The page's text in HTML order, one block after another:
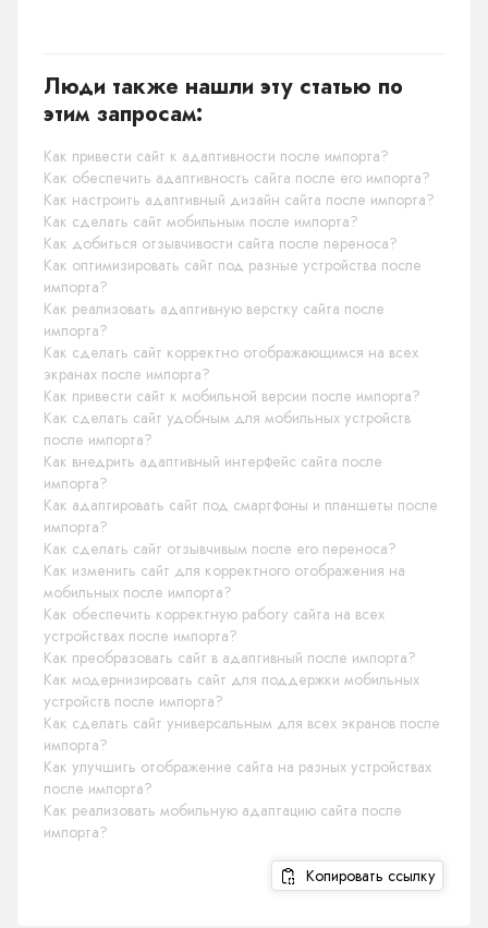
Люди также нашли эту статью по
этим запросам:
Как привести сайт к адаптивности после импорта?
Как обеспечить адаптивность сайта после его импорта?
Как настроить адаптивный дизайн сайта после импорта?
Как сделать сайт мобильным после импорта?
Как добиться отзывчивости сайта после переноса?
Как оптимизировать сайт под разные устройства после
импорта?
Как реализовать адаптивную верстку сайта после
импорта?
Как сделать сайт корректно отображающимся на всех
экранах после импорта?
Как привести сайт к мобильной версии после импорта?
Как сделать сайт удобным для мобильных устройств
после импорта?
Как внедрить адаптивный интерфейс сайта после
импорта?
Как адаптировать сайт под смартфоны и планшеты после
импорта?
Как сделать сайт отзывчивым после его переноса?
Как изменить сайт для корректного отображения на
мобильных после импорта?
Как обеспечить корректную работу сайта на всех
устройствах после импорта?
Как преобразовать сайт в адаптивный после импорта?
Как модернизировать сайт для поддержки мобильных
устройств после импорта?
Как сделать сайт универсальным для всех экранов после
импорта?
Как улучшить отображение сайта на разных устройствах
после импорта?
Как реализовать мобильную адаптацию сайта после
импорта?
Копировать ссылку